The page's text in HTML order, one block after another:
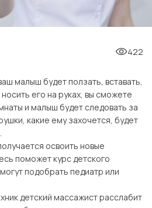
422
малыш будет ползать, вставать,
его на руках, вы сможете
и малыш будет следовать за
какие ему захочется, будет
освоить новые
поможет курс детского
подобрать педиатр или
детский массажист расслабит